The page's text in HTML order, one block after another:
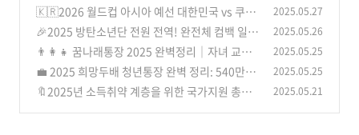
🇰🇷2026 월드컵 아시아 예선 대한민국 vs 쿠웨
이트 – 경기정보, 티켓예매, 입장안내 총정리!
(2)
2025.05.27
🎉2025 방탄소년단 전원 전역! 완전체 컴백 일정
및 기대 포인트 총정리 (4)
2025.05.26
👨‍👩‍👧 꿈나래통장 2025 완벽정리｜자녀 교육
비를 2배로! 최대 1,080만 원 받는 법
(1)
2025.05.25
💼 2025 희망두배 청년통장 완벽 정리: 540만원
저축하면 1080만원! 신청 자격부터 꿀팁까지
(4)
2025.05.25
🔖2025년 소득취약 계층을 위한 국가지원 총정
2025.05.21